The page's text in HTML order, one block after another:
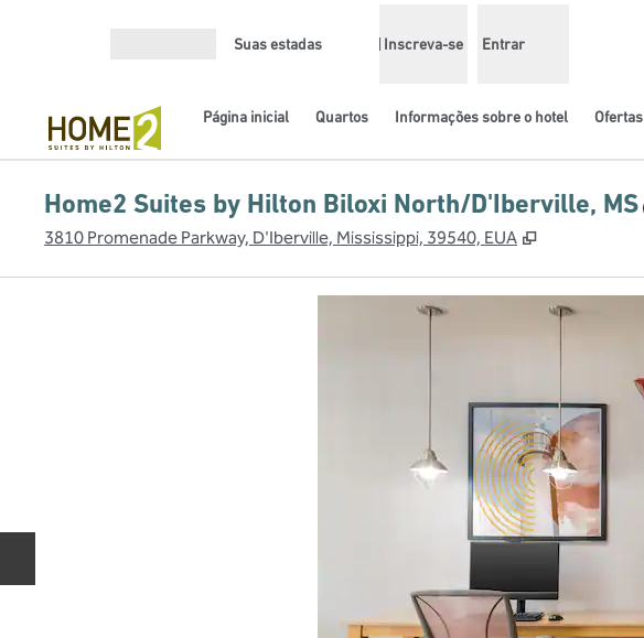
Suas estadas Inscreva-se Entrar
Página inicial Quartos Informações sobre o hotel Ofertas
Home2 Suites by Hilton Biloxi North/D'Iberville, MS
3810 Promenade Parkway, D'Iberville, Mississippi, 39540, EUA ,